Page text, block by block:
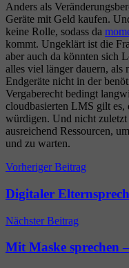
Anders als
Geräte mit Geld kaufen.
keine Rolle, sodass da
kommt. Ungeklärt ist die
aber auch da könnten sich
alles viel länger dauern, als
Endgeräte nicht in der
Vergaberecht bedingt
cloudbasierten LMS gilt es,
würdigen. Und nicht
ausreichend Ressourcen,
und zu warten.
Beitragsnavigation
Vorheriger Beitrag
Digitaler
Nächster Beitrag
Mit Maske sprechen